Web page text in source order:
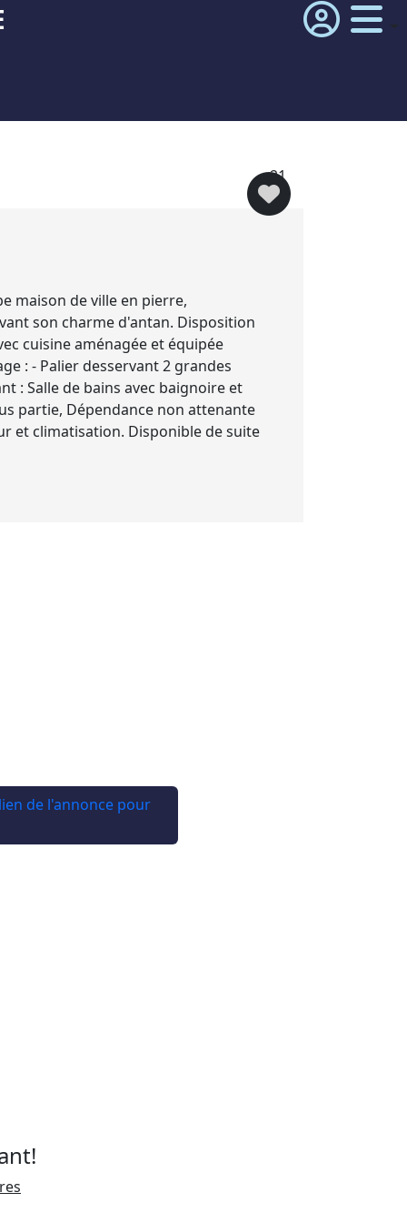
21
maison de ville en pierre,
son charme d'antan. Disposition
cuisine aménagée et équipée
: - Palier desservant 2 grandes
: Salle de bains avec baignoire et
partie, Dépendance non attenante
et climatisation. Disponible de suite
de l'annonce pour